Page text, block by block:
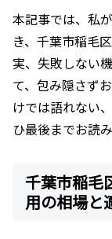
本記事では、私
き、千葉市稲毛
実、失敗しない
て、包み隠さず
けでは語れない
ひ最後までお読
千葉市稲毛
用の相場と